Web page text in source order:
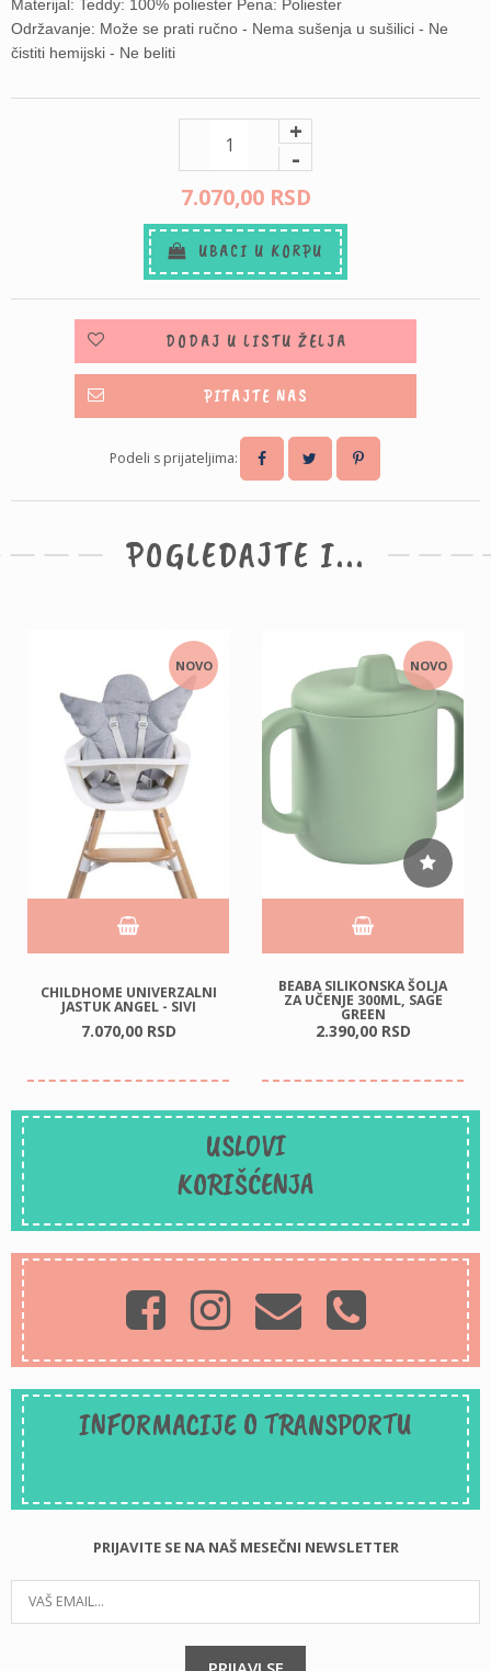
Materijal: Teddy: 100% poliester Pena: Poliester
Održavanje: Može se prati ručno - Nema sušenja u sušilici - Ne
čistiti hemijski - Ne beliti
+
-
7.070,00 RSD
UBACI U KORPU
DODAJ U LISTU ŽELJA
PITAJTE NAS
Podeli s prijateljima:
POGLEDAJTE I...
NOVO
CHILDHOME UNIVERZALNI
JASTUK ANGEL - SIVI
7.070,00 RSD
NOVO
BEABA SILIKONSKA ŠOLJA
ZA UČENJE 300ML, SAGE
GREEN
2.390,00 RSD
USLOVI
KORIŠĆENJA
INFORMACIJE O TRANSPORTU
PRIJAVITE SE NA NAŠ MESEČNI NEWSLETTER